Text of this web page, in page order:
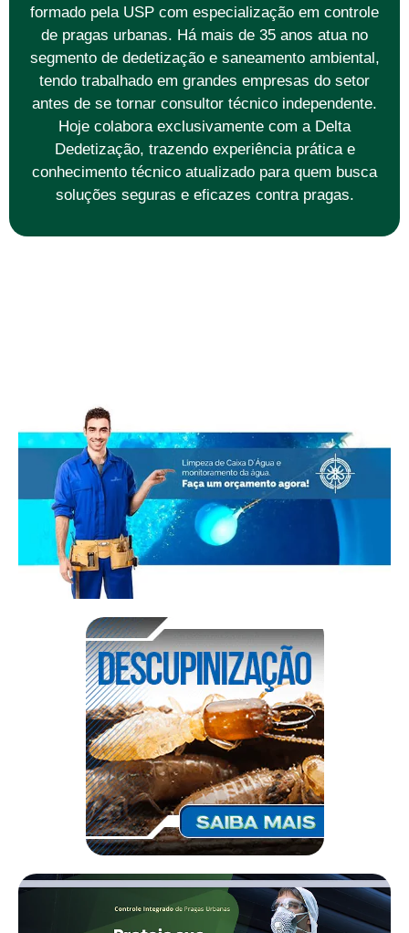
formado pela USP com especialização em controle
de pragas urbanas. Há mais de 35 anos atua no
segmento de dedetização e saneamento ambiental,
tendo trabalhado em grandes empresas do setor
antes de se tornar consultor técnico independente.
Hoje colabora exclusivamente com a Delta
Dedetização, trazendo experiência prática e
conhecimento técnico atualizado para quem busca
soluções seguras e eficazes contra pragas.